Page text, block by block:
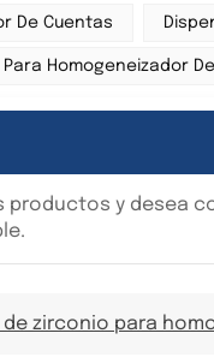
De Cuentas
Homogeneizador
y desea
de zirconio para